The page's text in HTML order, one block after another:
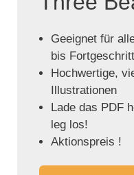
Geeignet für
bis
Hochwertige,
Illustrationen
Lade das PDF
leg los!
Aktionspreis !